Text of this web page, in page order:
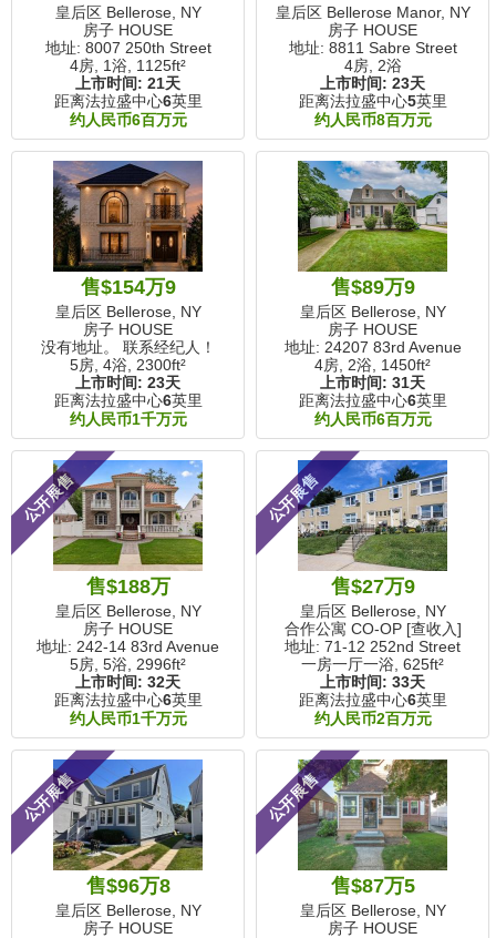
皇后区 Bellerose, NY
房子 HOUSE
地址: 8007 250th Street
4房, 1浴, 1125ft²
上市时间: 21天
距离法拉盛中心6英里
约人民币6百万元
皇后区 Bellerose Manor, NY
房子 HOUSE
地址: 8811 Sabre Street
4房, 2浴
上市时间: 23天
距离法拉盛中心5英里
约人民币8百万元
售$154万9
皇后区 Bellerose, NY
房子 HOUSE
没有地址。 联系经纪人！
5房, 4浴, 2300ft²
上市时间: 23天
距离法拉盛中心6英里
约人民币1千万元
售$89万9
皇后区 Bellerose, NY
房子 HOUSE
地址: 24207 83rd Avenue
4房, 2浴, 1450ft²
上市时间: 31天
距离法拉盛中心6英里
约人民币6百万元
公开展售
售$188万
皇后区 Bellerose, NY
房子 HOUSE
地址: 242-14 83rd Avenue
5房, 5浴, 2996ft²
上市时间: 32天
距离法拉盛中心6英里
约人民币1千万元
公开展售
售$27万9
皇后区 Bellerose, NY
合作公寓 CO-OP [查收入]
地址: 71-12 252nd Street
一房一厅一浴, 625ft²
上市时间: 33天
距离法拉盛中心6英里
约人民币2百万元
公开展售
售$96万8
皇后区 Bellerose, NY
房子 HOUSE
公开展售
售$87万5
皇后区 Bellerose, NY
房子 HOUSE